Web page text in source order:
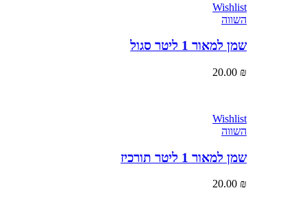
Wishlist
שמן למאור 1 ליטר סגול
20.00
Wishlist
שמן למאור 1 ליטר תורכיז
20.00